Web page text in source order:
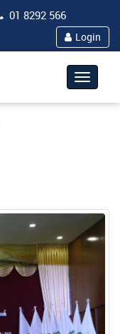
01 8292 566
Login
Toggle